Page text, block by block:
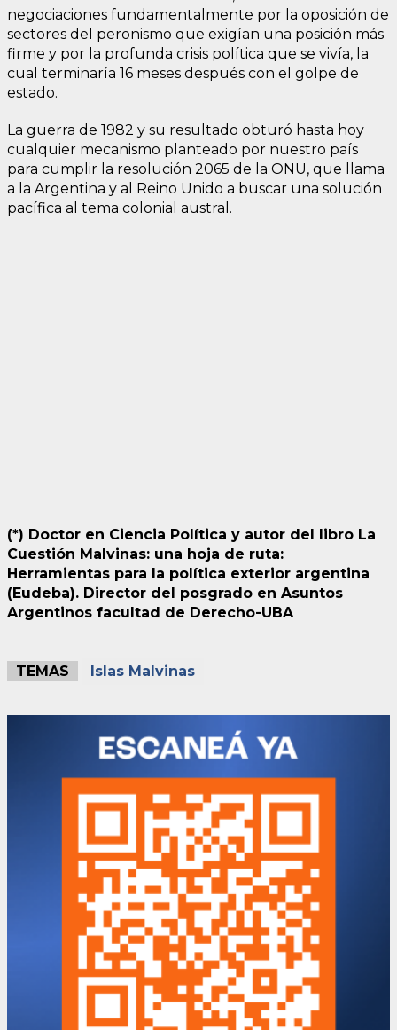
negociaciones fundamentalmente por la oposición de
sectores del peronismo que exigían una posición más
firme y por la profunda crisis política que se vivía, la
cual terminaría 16 meses después con el golpe de
estado.
La guerra de 1982 y su resultado obturó hasta hoy
cualquier mecanismo planteado por nuestro país
para cumplir la resolución 2065 de la ONU, que llama
a la Argentina y al Reino Unido a buscar una solución
pacífica al tema colonial austral.
(*) Doctor en Ciencia Política y autor del libro La
Cuestión Malvinas: una hoja de ruta:
Herramientas para la política exterior argentina
(Eudeba). Director del posgrado en Asuntos
Argentinos facultad de Derecho-UBA
TEMAS Islas Malvinas